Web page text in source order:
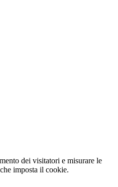
dei visitatori e misurare le
imposta il cookie.